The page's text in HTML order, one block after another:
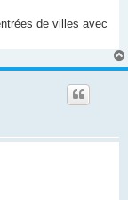
de villes avec